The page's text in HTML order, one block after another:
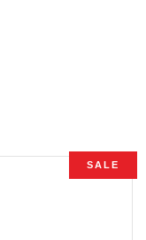
SALE